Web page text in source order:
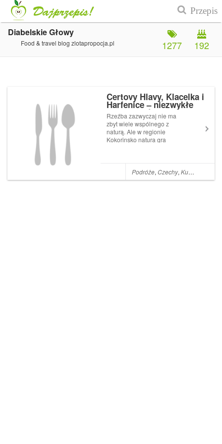
Diabelskie Głowy
Food & travel blog zlotapropocja.pl 192
1277
Certovy Hlavy, Klacelka i
Harfenice – niezwykłe
skalne rzeźby w czeskim
Kokorinsko
Rzeźba zazwyczaj nie ma
zbyt wiele wspólnego z
naturą. Ale w regionie
Kokorinsko natura gra
Hlavy, Klacelka i Harfenice
niezwykłe skalne rzeźby w
Podróże,Czechy,Kultura, sztuka i architektura